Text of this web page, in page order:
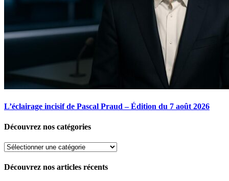
L’éclairage incisif de Pascal Praud – Édition du 7 août 2026
Découvrez nos catégories
Découvrez
catégories
Découvrez nos articles récents